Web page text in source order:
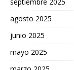
agosto 2025
junio 2025
mayo 2025